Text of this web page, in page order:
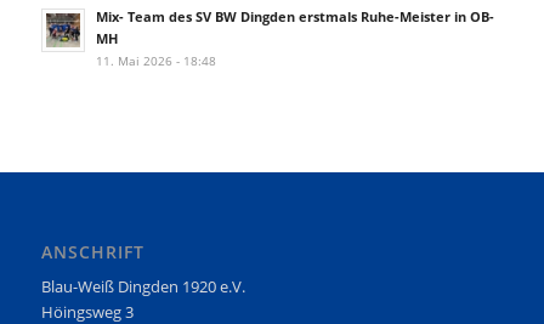
Mix- Team des SV BW Dingden erstmals Ruhe-Meister in OB-
MH
11. Mai 2026 - 18:48
ANSCHRIFT
Blau-Weiß Dingden 1920 e.V.
Höingsweg 3